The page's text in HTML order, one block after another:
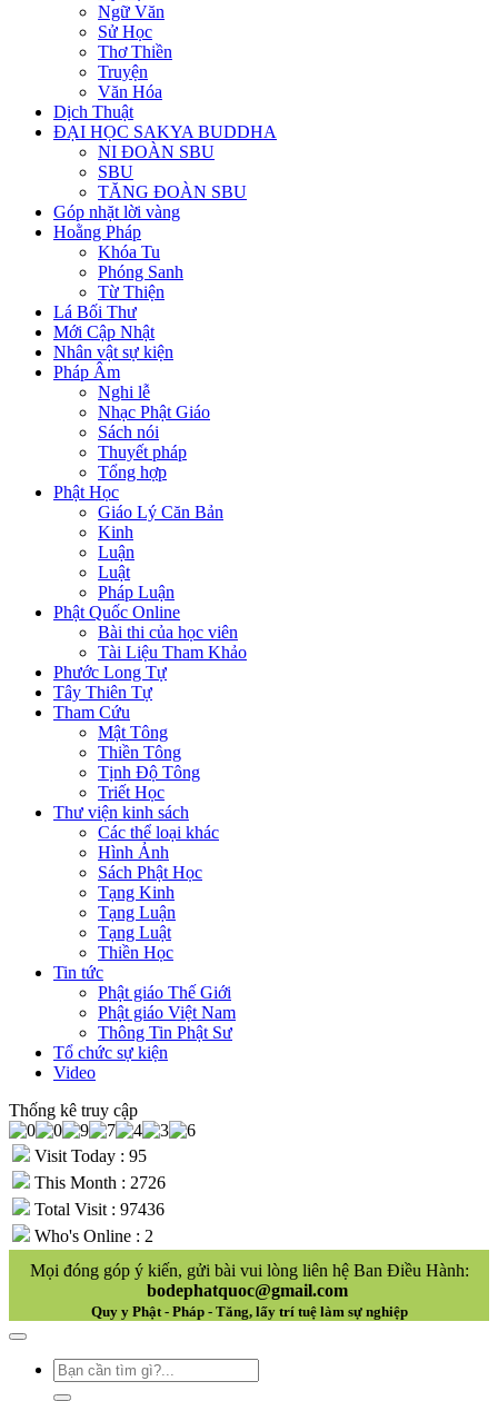
Ngữ Văn
Sử Học
Thơ Thiền
Truyện
Văn Hóa
Dịch Thuật
ĐẠI HỌC SAKYA BUDDHA
NI ĐOÀN SBU
SBU
TĂNG ĐOÀN SBU
Góp nhặt lời vàng
Hoằng Pháp
Khóa Tu
Phóng Sanh
Từ Thiện
Lá Bối Thư
Mới Cập Nhật
Nhân vật sự kiện
Pháp Âm
Nghi lễ
Nhạc Phật Giáo
Sách nói
Thuyết pháp
Tổng hợp
Phật Học
Giáo Lý Căn Bản
Kinh
Luận
Luật
Pháp Luận
Phật Quốc Online
Bài thi của học viên
Tài Liệu Tham Khảo
Phước Long Tự
Tây Thiên Tự
Tham Cứu
Mật Tông
Thiền Tông
Tịnh Độ Tông
Triết Học
Thư viện kinh sách
Các thể loại khác
Hình Ảnh
Sách Phật Học
Tạng Kinh
Tạng Luận
Tạng Luật
Thiền Học
Tin tức
Phật giáo Thế Giới
Phật giáo Việt Nam
Thông Tin Phật Sư
Tổ chức sự kiện
Video
Thống kê truy cập
Visit Today : 95
This Month : 2726
Total Visit : 97436
Who's Online : 2
Mọi đóng góp ý kiến, gửi bài vui lòng liên hệ Ban Điều Hành:
bodephatquoc@gmail.com
Quy y Phật - Pháp - Tăng, lấy trí tuệ làm sự nghiệp